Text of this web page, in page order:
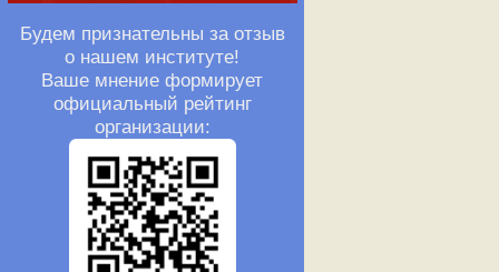
Будем признательны за отзыв
о нашем институте!
Ваше мнение формирует
официальный рейтинг
организации: